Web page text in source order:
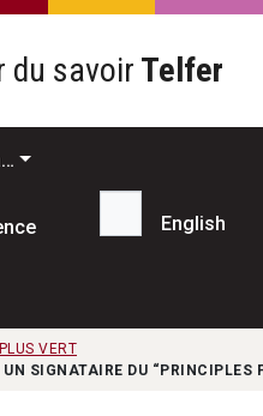
du savoir Telfer
Recherche...
English
PLUS VERT
SIGNATAIRE DU “PRINCIPLES